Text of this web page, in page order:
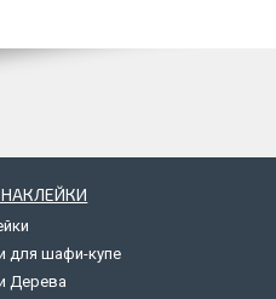
НАКЛЕЙКИ
для шафи-купе
Дерева